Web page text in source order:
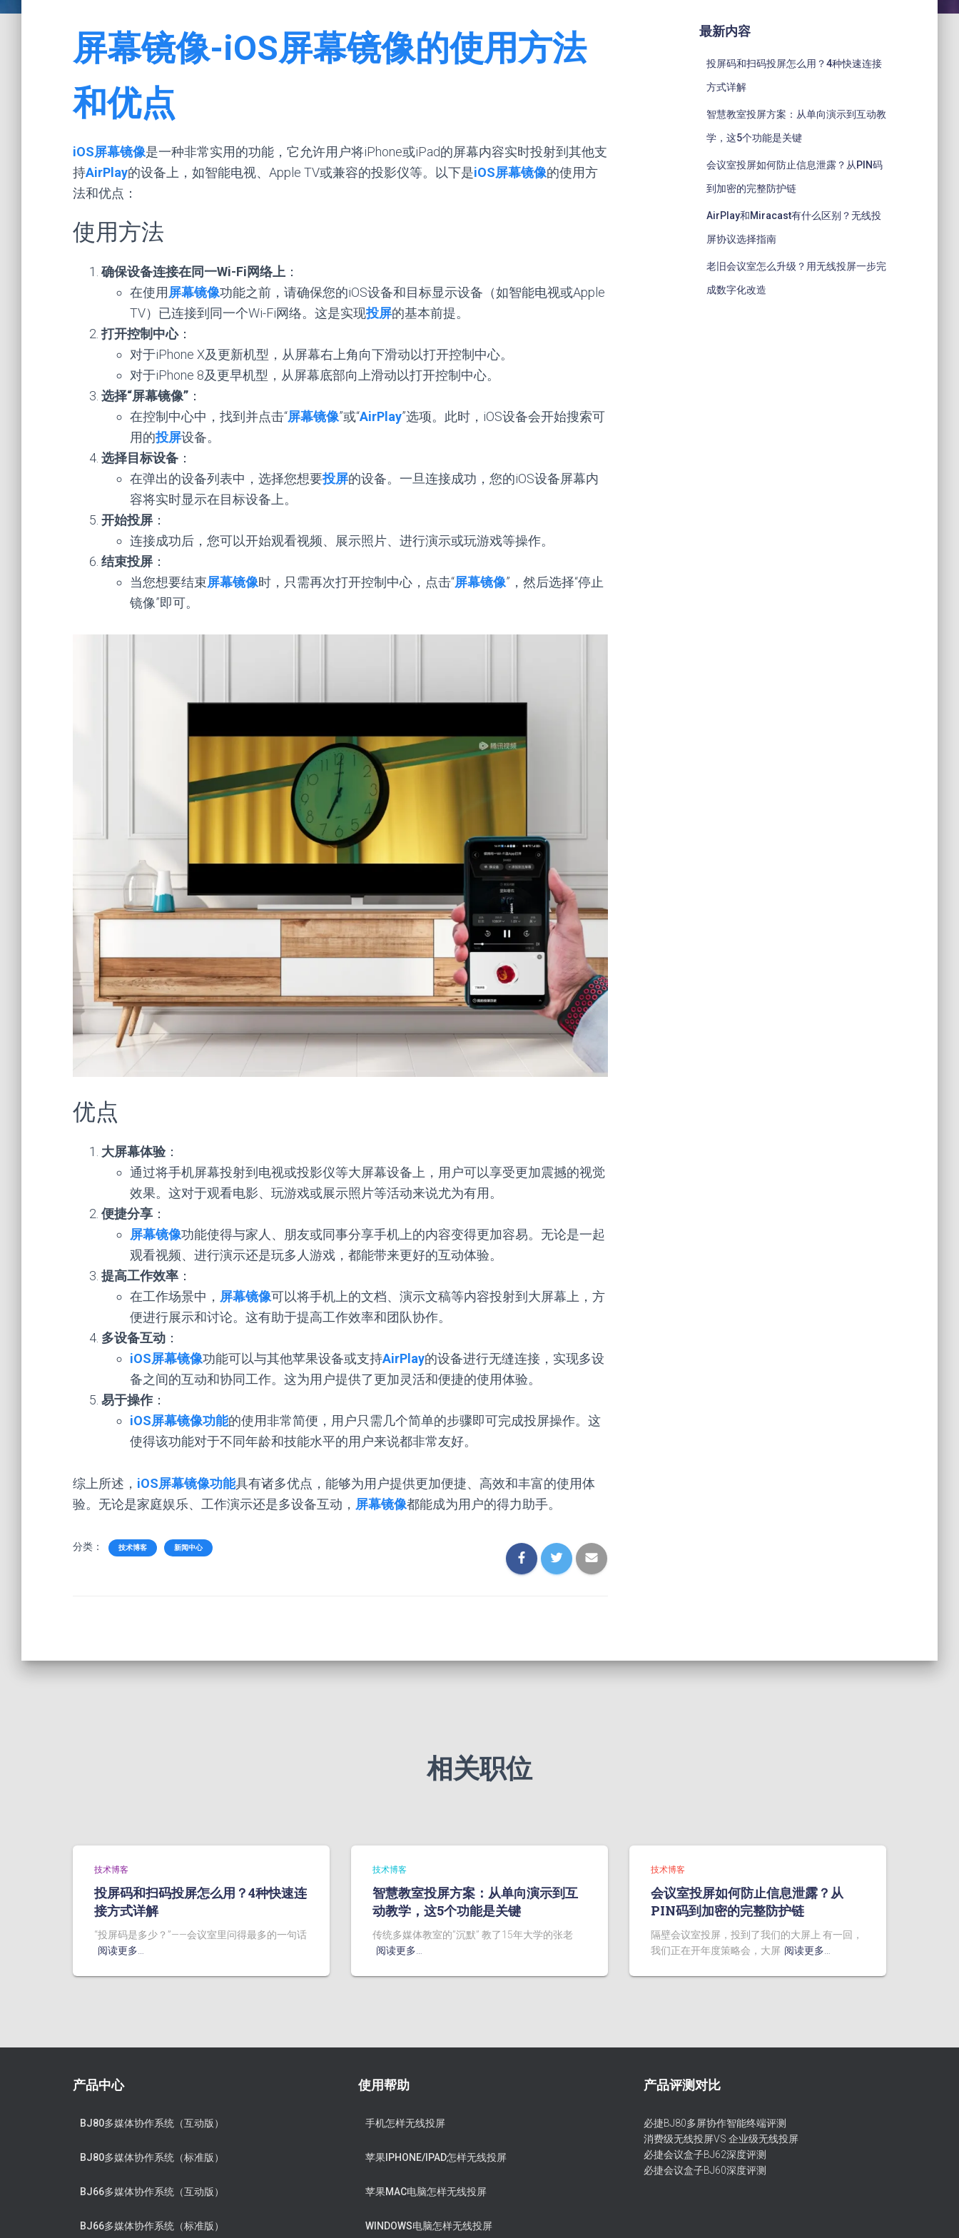
屏幕镜像-iOS屏幕镜像的使用方法
和优点
iOS屏幕镜像是一种非常实用的功能，它允许用户将iPhone或iPad的屏幕内容实时投射到其他支
持AirPlay的设备上，如智能电视、Apple TV或兼容的投影仪等。以下是iOS屏幕镜像的使用方
法和优点：
使用方法
确保设备连接在同一Wi-Fi网络上 ：
在使用 屏幕镜像功能之前，请确保您的iOS设备和目标显示设备（如智能电视或Apple
TV）已连接到同一个Wi-Fi网络。这是实现投屏的基本前提。
打开控制中心：
对于iPhone X及更新机型，从屏幕右上角向下滑动以打开控制中心。
对于iPhone 8及更早机型，从屏幕底部向上滑动以打开控制中心。
选择“屏幕镜像” ：
在控制中心中，找到并点击“屏幕镜像”或“AirPlay”选项。此时，iOS设备会开始搜索可
用的投屏设备。
选择目标设备 ：
在弹出的设备列表中，选择您想要投屏的设备。一旦连接成功，您的iOS设备屏幕内
容将实时显示在目标设备上。
开始投屏 ：
连接成功后，您可以开始观看视频、展示照片、进行演示或玩游戏等操作。
结束投屏 ：
当您想要结束屏幕镜像时，只需再次打开控制中心，点击“屏幕镜像”，然后选择“停止
镜像”即可。
优点
大屏幕体验：
通过将手机屏幕投射到电视或投影仪等大屏幕设备上，用户可以享受更加震撼的视觉
效果。这对于观看电影、玩游戏或展示照片等活动来说尤为有用。
便捷分享 ：
屏幕镜像功能使得与家人、朋友或同事分享手机上的内容变得更加容易。无论是一起
观看视频、进行演示还是玩多人游戏，都能带来更好的互动体验。
提高工作效率 ：
在工作场景中， 屏幕镜像可以将手机上的文档、演示文稿等内容投射到大屏幕上，方
便进行展示和讨论。这有助于提高工作效率和团队协作。
多设备互动 ：
iOS屏幕镜像功能可以与其他苹果设备或支持AirPlay的设备进行无缝连接，实现多设
备之间的互动和协同工作。这为用户提供了更加灵活和便捷的使用体验。
易于操作：
iOS屏幕镜像功能的使用非常简便，用户只需几个简单的步骤即可完成投屏操作。这
使得该功能对于不同年龄和技能水平的用户来说都非常友好。
综上所述， iOS屏幕镜像功能具有诸多优点，能够为用户提供更加便捷、高效和丰富的使用体
验。无论是家庭娱乐、工作演示还是多设备互动， 屏幕镜像都能成为用户的得力助手。
分类： 技术博客 新闻中心
最新内容
投屏码和扫码投屏怎么用？4种快速连接
方式详解
智慧教室投屏方案：从单向演示到互动教
学，这5个功能是关键
会议室投屏如何防止信息泄露？从PIN码
到加密的完整防护链
AirPlay和Miracast有什么区别？无线投
屏协议选择指南
老旧会议室怎么升级？用无线投屏一步完
成数字化改造
相关职位
技术博客
投屏码和扫码投屏怎么用？4种快速连
接方式详解
“投屏码是多少？”——会议室里问得最多的一句话
阅读更多…
技术博客
智慧教室投屏方案：从单向演示到互
动教学，这5个功能是关键
传统多媒体教室的”沉默” 教了15年大学的张老
阅读更多…
技术博客
会议室投屏如何防止信息泄露？从
PIN码到加密的完整防护链
隔壁会议室投屏，投到了我们的大屏上 有一回，
我们正在开年度策略会，大屏 阅读更多…
产品中心
BJ80多媒体协作系统（互动版）
BJ80多媒体协作系统（标准版）
BJ66多媒体协作系统（互动版）
BJ66多媒体协作系统（标准版）
使用帮助
手机怎样无线投屏
苹果IPHONE/IPAD怎样无线投屏
苹果MAC电脑怎样无线投屏
WINDOWS电脑怎样无线投屏
产品评测对比
必捷BJ80多屏协作智能终端评测
消费级无线投屏VS 企业级无线投屏
必捷会议盒子BJ62深度评测
必捷会议盒子BJ60深度评测